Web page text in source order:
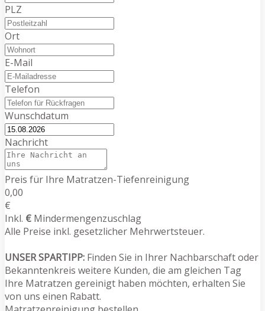
PLZ
Ort
E-Mail
Telefon
Wunschdatum
Nachricht
Preis für Ihre Matratzen-Tiefenreinigung
0,00
€
Inkl. € Mindermengenzuschlag
Alle Preise inkl. gesetzlicher Mehrwertsteuer.
UNSER SPARTIPP: Finden Sie in Ihrer Nachbarschaft oder
Bekanntenkreis weitere Kunden, die am gleichen Tag
Ihre Matratzen gereinigt haben möchten, erhalten Sie
von uns einen Rabatt.